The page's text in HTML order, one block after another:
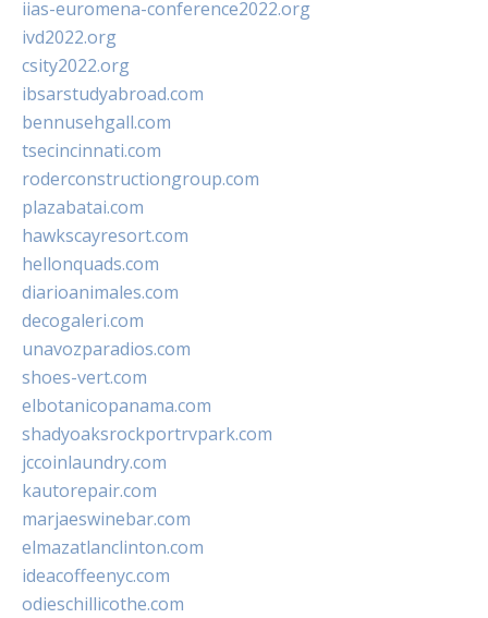
iias-euromena-conference2022.org
ivd2022.org
csity2022.org
ibsarstudyabroad.com
bennusehgall.com
tsecincinnati.com
roderconstructiongroup.com
plazabatai.com
hawkscayresort.com
hellonquads.com
diarioanimales.com
decogaleri.com
unavozparadios.com
shoes-vert.com
elbotanicopanama.com
shadyoaksrockportrvpark.com
jccoinlaundry.com
kautorepair.com
marjaeswinebar.com
elmazatlanclinton.com
ideacoffeenyc.com
odieschillicothe.com